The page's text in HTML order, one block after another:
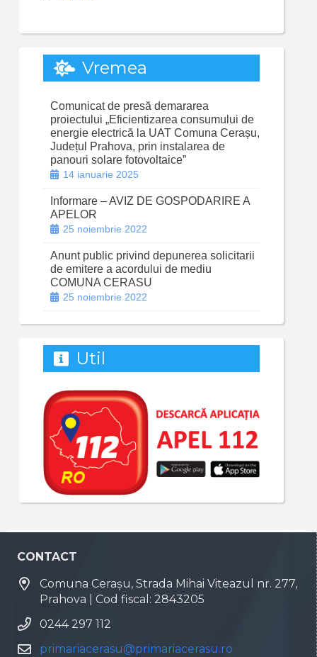
Vremea
Comunicat de presă demararea
proiectului „Eficientizarea consumului de
energie electrică la UAT Comuna Cerașu,
Județul Prahova, prin instalarea de
panouri solare fotovoltaice”
14 ianuarie 2025
Informare – AVIZ DE GOSPODARIRE A
APELOR
25 noiembrie 2022
Anunt public privind depunerea solicitarii
de emitere a acordului de mediu
COMUNA CERASU
25 noiembrie 2022
Util
CONTACT
Comuna Cerașu, Strada Mihai Viteazul nr. 277,
Prahova | Cod fiscal: 2843205
0244 297 112
primariacerasu@primariacerasu.ro